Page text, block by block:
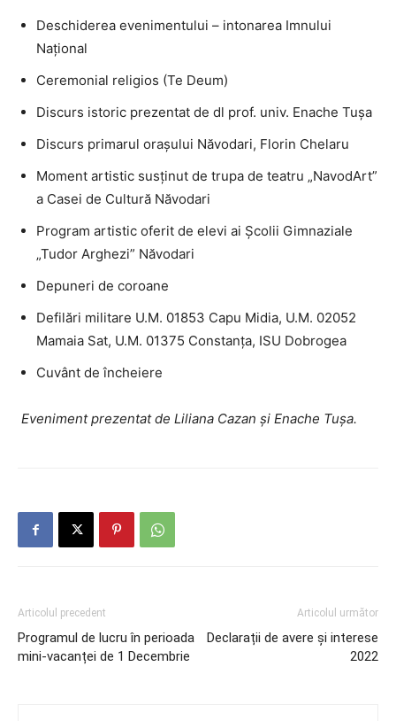
Deschiderea evenimentului – intonarea Imnului
Național
Ceremonial religios (Te Deum)
Discurs istoric prezentat de dl prof. univ. Enache Tușa
Discurs primarul orașului Năvodari, Florin Chelaru
Moment artistic susținut de trupa de teatru „NavodArt”
a Casei de Cultură Năvodari
Program artistic oferit de elevi ai Școlii Gimnaziale
„Tudor Arghezi” Năvodari
Depuneri de coroane
Defilări militare U.M. 01853 Capu Midia, U.M. 02052
Mamaia Sat, U.M. 01375 Constanța, ISU Dobrogea
Cuvânt de încheiere
Eveniment prezentat de Liliana Cazan și Enache Tușa.
Articolul precedent
Programul de lucru în perioada
mini-vacanței de 1 Decembrie
Articolul următor
Declarații de avere și interese
2022